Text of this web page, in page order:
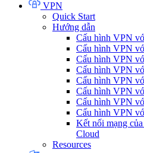
VPN
Quick Start
Hướng dẫn
Cấu hình VPN
Cấu hình VPN
Cấu hình VPN
Cấu hình VPN
Cấu hình VPN
Cấu hình VPN
Cấu hình VPN
Cấu hình VPN
Kết nối mạng
Cloud
Resources